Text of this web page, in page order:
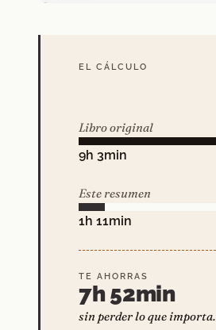
EL CÁLCULO
Libro original
9h 3min
Este resumen
1h 11min
TE AHORRAS
7h 52min
sin perder lo que importa.